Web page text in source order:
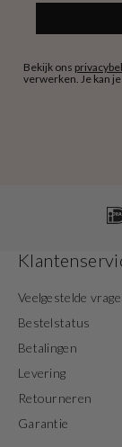
Bekijk ons
verwerken. Je kan
Veelgestelde
Bestelstatus
Betalingen
Levering
Retourneren
Garantie